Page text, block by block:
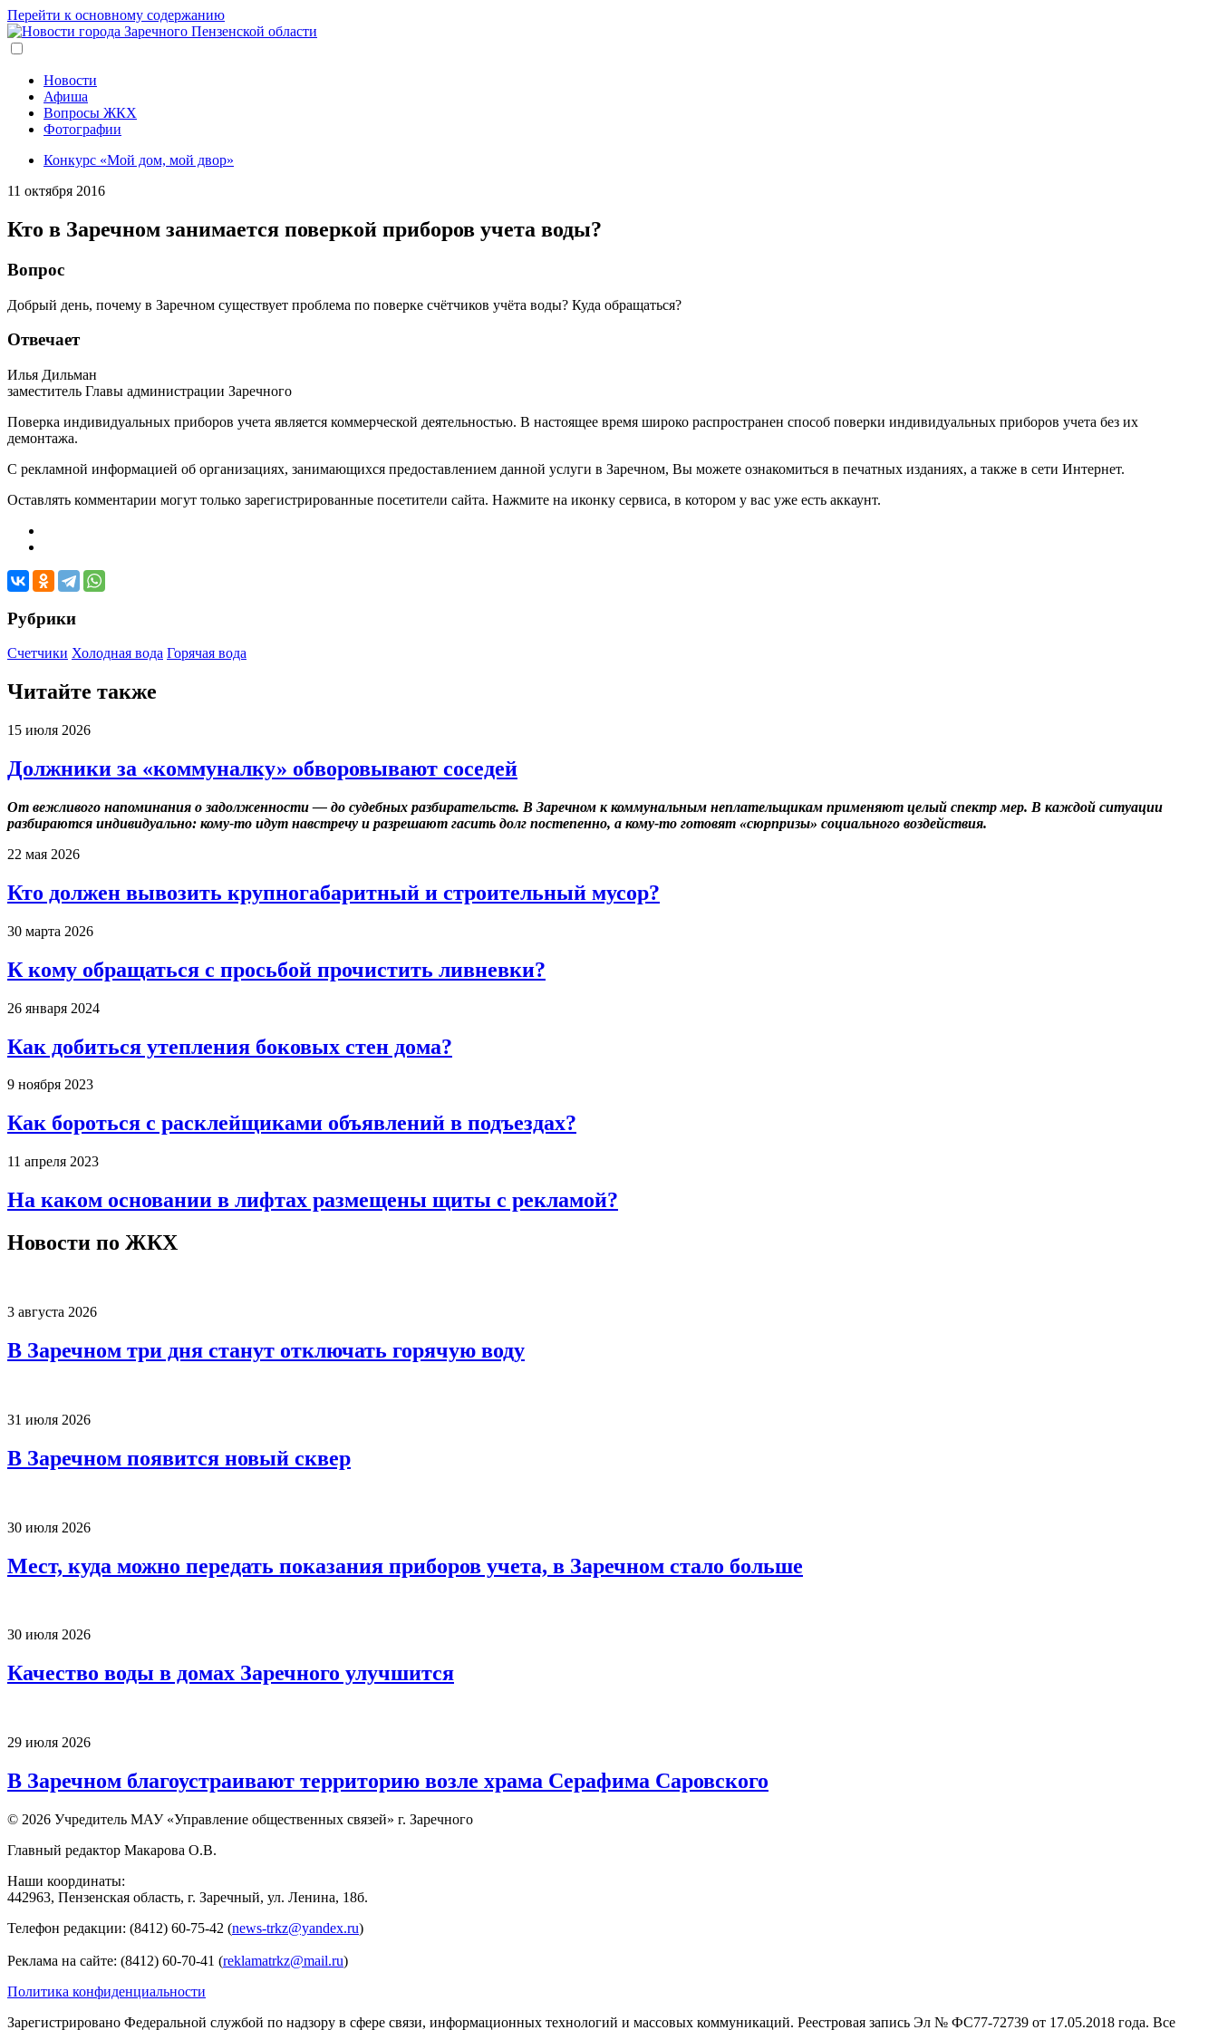
Перейти к основному содержанию
Новости
Афиша
Вопросы ЖКХ
Фотографии
Конкурс «Мой дом, мой двор»
11 октября 2016
Кто в Заречном занимается поверкой приборов учета воды?
Вопрос
Добрый день, почему в Заречном существует проблема по поверке счётчиков учёта воды? Куда обращаться?
Отвечает
Илья Дильман
заместитель Главы администрации Заречного
Поверка индивидуальных приборов учета является коммерческой деятельностью. В настоящее время широко распространен способ поверки индивидуальных приборов учета без их
демонтажа.
С рекламной информацией об организациях, занимающихся предоставлением данной услуги в Заречном, Вы можете ознакомиться в печатных изданиях, а также в сети Интернет.
Оставлять комментарии могут только зарегистрированные посетители сайта. Нажмите на иконку сервиса, в котором у вас уже есть аккаунт.
Рубрики
Счетчики Холодная вода Горячая вода
Читайте также
15 июля 2026
Должники за «коммуналку» обворовывают соседей
От вежливого напоминания о задолженности — до судебных разбирательств. В Заречном к коммунальным неплательщикам применяют целый спектр мер. В каждой ситуации
разбираются индивидуально: кому-то идут навстречу и разрешают гасить долг постепенно, а кому-то готовят «сюрпризы» социального воздействия.
22 мая 2026
Кто должен вывозить крупногабаритный и строительный мусор?
30 марта 2026
К кому обращаться с просьбой прочистить ливневки?
26 января 2024
Как добиться утепления боковых стен дома?
9 ноября 2023
Как бороться с расклейщиками объявлений в подъездах?
11 апреля 2023
На каком основании в лифтах размещены щиты с рекламой?
Новости по ЖКХ
3 августа 2026
В Заречном три дня станут отключать горячую воду
31 июля 2026
В Заречном появится новый сквер
30 июля 2026
Мест, куда можно передать показания приборов учета, в Заречном стало больше
30 июля 2026
Качество воды в домах Заречного улучшится
29 июля 2026
В Заречном благоустраивают территорию возле храма Серафима Саровского
© 2026 Учредитель МАУ «Управление общественных связей» г. Заречного
Главный редактор Макарова О.В.
Наши координаты:
442963, Пензенская область, г. Заречный, ул. Ленина, 18б.
Телефон редакции: (8412) 60-75-42 (news-trkz@yandex.ru)
Реклама на сайте: (8412) 60-70-41 (reklamatrkz@mail.ru)
Политика конфиденциальности
Зарегистрировано Федеральной службой по надзору в сфере связи, информационных технологий и массовых коммуникаций. Реестровая запись Эл № ФС77-72739 от 17.05.2018 года. Все